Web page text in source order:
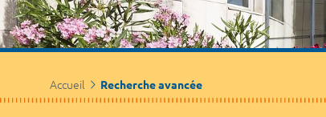
Accueil Recherche avancée